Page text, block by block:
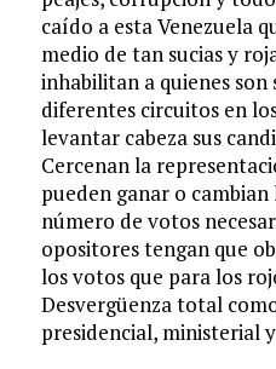
caído a esta Venezuela
medio de tan sucias y
inhabilitan a quienes son
diferentes circuitos en
levantar cabeza sus
Cercenan la
pueden ganar o
número de votos
opositores tengan que
los votos que para los
Desvergüenza total
presidencial, ministerial